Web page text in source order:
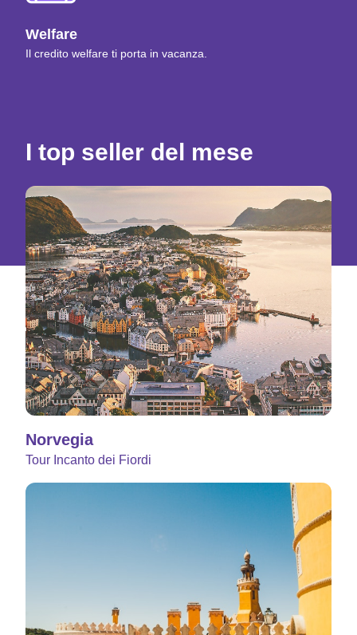
Welfare
Il credito welfare ti porta in vacanza.
I top seller del mese
Norvegia
Tour Incanto dei Fiordi